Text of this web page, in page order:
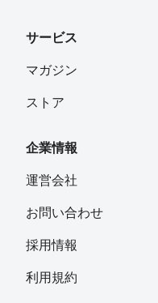
サービス
マガジン
ストア
企業情報
運営会社
お問い合わせ
採用情報
利用規約